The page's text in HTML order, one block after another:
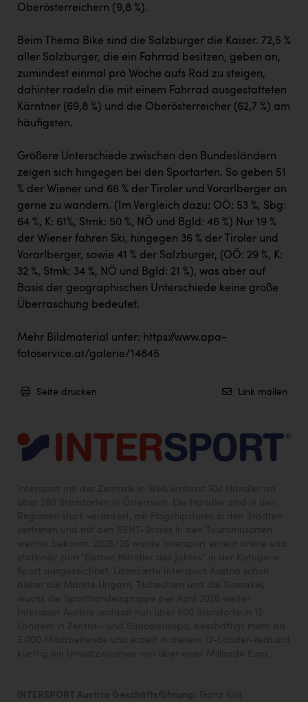
Oberösterreichern (9,8 %).
Beim Thema Bike sind die Salzburger die Kaiser. 72,5 %
aller Salzburger, die ein Fahrrad besitzen, geben an,
zumindest einmal pro Woche aufs Rad zu steigen,
dahinter radeln die mit einem Fahrrad ausgestatteten
Kärntner (69,8 %) und die Oberösterreicher (62,7 %) am
häufigsten.
Größere Unterschiede zwischen den Bundesländern
zeigen sich hingegen bei den Sportarten. So geben 51
% der Wiener und 66 % der Tiroler und Vorarlberger an
gerne zu wandern. (Im Vergleich dazu: OÖ: 53 %, Sbg:
64 %, K: 61%, Stmk: 50 %, NÖ und Bgld: 46 %) Nur 19 %
der Wiener fahren Ski, hingegen 36 % der Tiroler und
Vorarlberger, sowie 41 % der Salzburger, (OÖ: 29 %, K:
32 %, Stmk: 34 %, NÖ und Bgld: 21 %), was aber auf
Basis der geographischen Unterschiede keine große
Überraschung bedeutet.
Mehr Bildmaterial unter: https://www.apa-
fotoservice.at/galerie/14845
Seite drucken Link mailen